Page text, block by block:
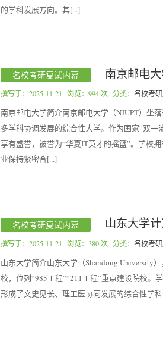
的学科发展方向。其[...]
名校考研复试内幕 南京邮电
撰写于： 2025-11-21 浏览：994 次 分类： 名校考
南京邮电大学简介南京邮电大学（NJUPT）坐
多学科协调发展的综合性大学。作为国家“双
享有盛誉，被誉为“华夏IT英才的摇篮”。学校
业保持紧密合[...]
名校考研复试内幕 山东大学
撰写于： 2025-11-21 浏览：380 次 分类： 名校考
山东大学简介山东大学（Shandong University
校，位列“985工程”“211工程”重点建设院校。
形成了文史见长、理工医协同发展的综合性学